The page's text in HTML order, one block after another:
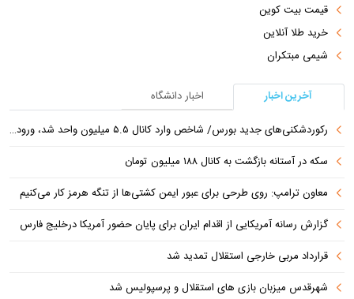
قیمت بیت کوین
خرید طلا آنلاین
شیمی مبتکران
آخرین اخبار
اخبار دانشگاه
رکوردشکنی‌های جدید بورس/ شاخص وارد کانال ۵.۵ میلیون واحد شد، ورود ۹ همت پول حقیقی
سکه در آستانه بازگشت به کانال ۱۸۸ میلیون تومان
معاون ترامپ: روی طرحی برای عبور ایمن کشتی‌ها از تنگه هرمز کار می‌کنیم
گزارش رسانه آمریکایی از اقدام ایران برای پایان حضور آمریکا درخلیج فارس
قرارداد مربی خارجی استقلال تمدید شد
شهرقدس میزبان بازی های استقلال و پرسپولیس شد